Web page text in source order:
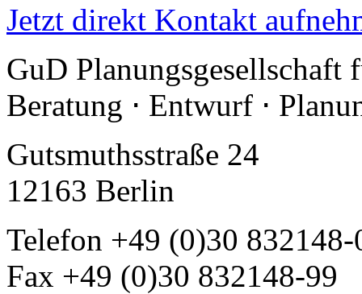
Jetzt direkt Kontakt
GuD Planungsgesellschaft
Beratung ⋅ Entwurf ⋅
Gutsmuthsstraße 24
12163 Berlin
Telefon +49 (0)30 832148-
Fax +49 (0)30 832148-99